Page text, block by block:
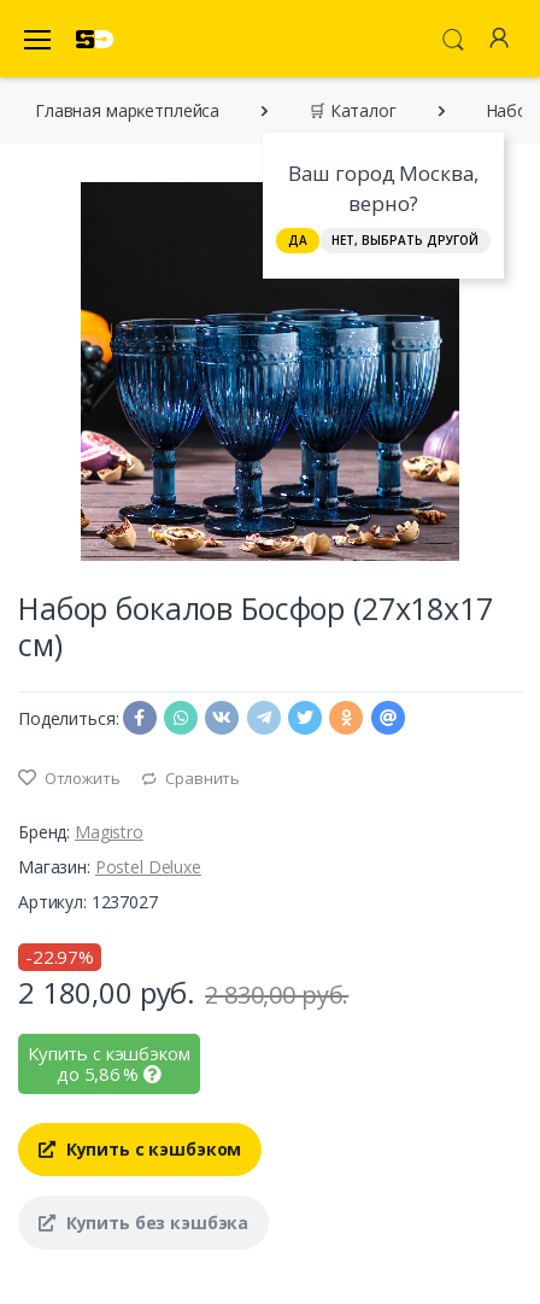
Ваш город Москва,
верно?
ДА НЕТ, ВЫБРАТЬ ДРУГОЙ
Главная марĸетплейса 🛒 Каталог
Набор бокалов Босфор (27х18х17
см)
Поделиться:
Отложить Сравнить
Бренд: Magistro
Магазин: Postel Deluxe
Артикул: 1237027
-22.97%
2 180,00 руб. 2 830,00 руб.
Купить с кэшбэком
до 5,86%
Купить с кэшбэком
Купить без кэшбэка